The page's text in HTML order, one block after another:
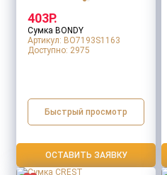
403Р.
Сумка BONDY
Артикул: BO7193S1163
Доступно: 2975
Быстрый просмотр
ОСТАВИТЬ ЗАЯВКУ
1
Тип нанесения
Макет для нанесения